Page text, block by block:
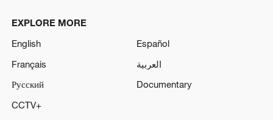
EXPLORE MORE
English
Español
Français
العربية
Русский
Documentary
CCTV+